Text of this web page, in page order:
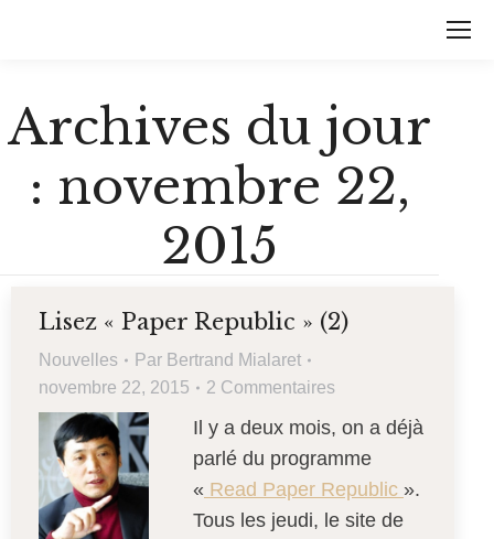
Archives du jour
: novembre 22,
2015
Lisez « Paper Republic » (2)
Nouvelles Par Bertrand Mialaret
novembre 22, 2015
2 Commentaires
Il y a deux mois, on a déjà
parlé du programme
« Read Paper Republic ».
Tous les jeudi, le site de